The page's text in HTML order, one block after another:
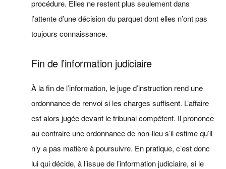
procédure. Elles ne restent plus seulement dans
l’attente d’une décision du parquet dont elles n’ont pas
toujours connaissance.
Fin de l’information judiciaire
À la fin de l’information, le juge d’instruction rend une
ordonnance de renvoi si les charges suffisent. L’affaire
est alors jugée devant le tribunal compétent. Il prononce
au contraire une ordonnance de non‑lieu s’il estime qu’il
n’y a pas matière à poursuivre. En pratique, c’est donc
lui qui décide, à l’issue de l’information judiciaire, si le